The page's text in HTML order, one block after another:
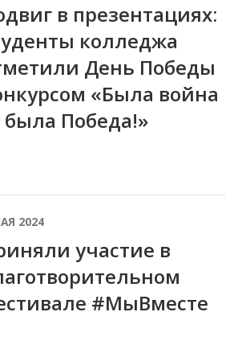
в презентациях:
колледжа
День Победы
«Была война
Победа!»
2024
участие в
#МыВместе